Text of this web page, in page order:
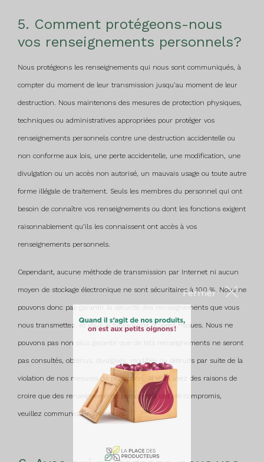
Fermer
5. Comment protégeons-nous
vos renseignements personnels?
Nous protégeons les renseignements qui nous sont communiqués, à
compter du moment de leur transmission jusqu’au moment de leur
destruction. Nous maintenons des mesures de protection physiques,
techniques ou administratives appropriées pour protéger vos
renseignements personnels contre une destruction accidentelle ou
non conforme aux lois, une perte accidentelle, une modification, une
divulgation ou un accès non autorisé, un mauvais usage ou toute autre
forme illégale de traitement. Seuls les membres du personnel qui ont
besoin de connaître vos renseignements ou dont les fonctions exigent
raisonnablement qu’ils les connaissent ont accès à vos
renseignements personnels.
Cependant, aucune méthode de transmission par Internet ni aucun
moyen de stockage électronique ne sont sécuritaires à 100 %. Nous ne
pouvons donc pas garantir la sécurité des renseignements que vous
nous transmettez, et vous le faites à vos propres risques. Nous ne
pouvons pas non plus garantir que de tels renseignements ne seront
pas consultés, obtenus, divulgués, modifiés ou détruits par suite de la
violation de nos mesures de protection. Si vous avez des raisons de
croire que des renseignements personnels ont été compromis,
veuillez communiquer avec nous.